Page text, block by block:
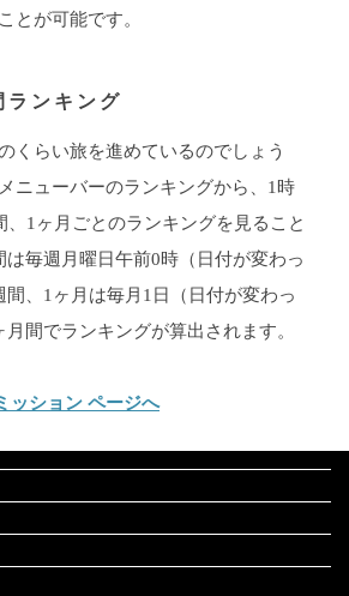
とが可能です。
ランキング
くらい旅を進めているのでしょう
ニューバーのランキングから、1時
、1ヶ月ごとのランキングを見ること
は毎週月曜日午前0時（日付が変わっ
間、1ヶ月は毎月1日（日付が変わっ
間でランキングが算出されます。
ッション ページへ